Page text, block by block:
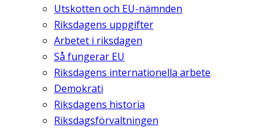
Utskotten och EU-nämnden
Riksdagens uppgifter
Arbetet i riksdagen
Så fungerar EU
Riksdagens internationella arbete
Demokrati
Riksdagens historia
Riksdagsförvaltningen